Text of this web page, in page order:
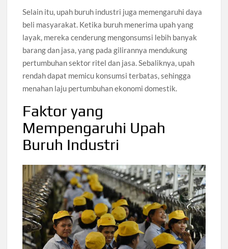
Selain itu, upah buruh industri juga memengaruhi daya
beli masyarakat. Ketika buruh menerima upah yang
layak, mereka cenderung mengonsumsi lebih banyak
barang dan jasa, yang pada gilirannya mendukung
pertumbuhan sektor ritel dan jasa. Sebaliknya, upah
rendah dapat memicu konsumsi terbatas, sehingga
menahan laju pertumbuhan ekonomi domestik.
Faktor yang
Mempengaruhi Upah
Buruh Industri